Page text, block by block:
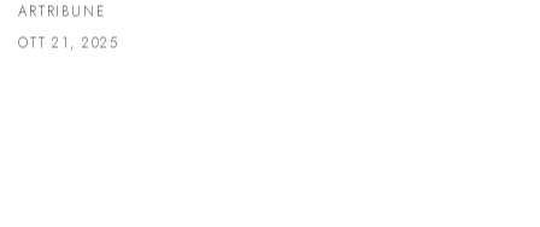
ARTRIBUNE
OTT 21, 2025